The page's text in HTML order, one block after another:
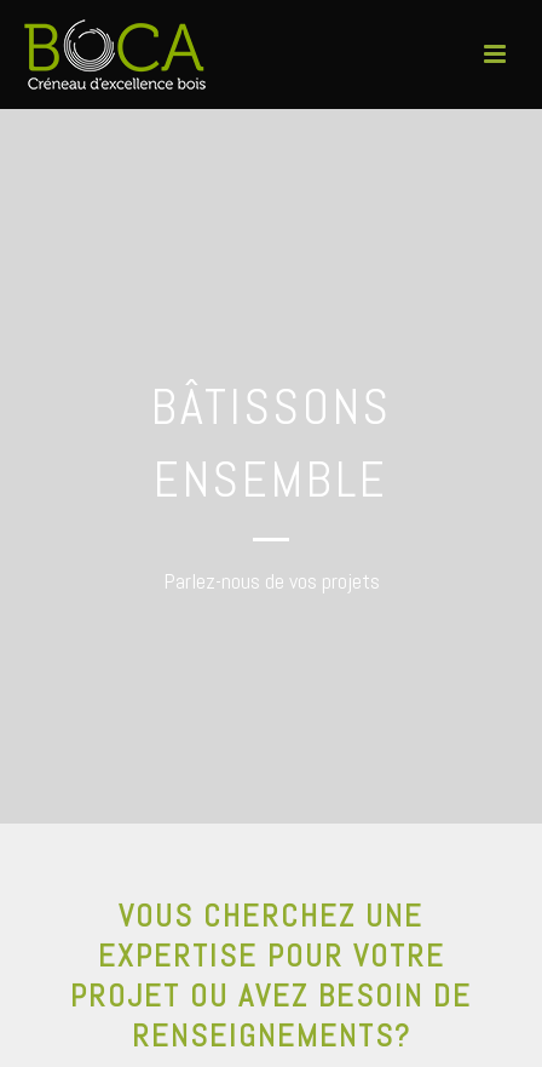
BÂTISSONS
ENSEMBLE
Parlez-nous de vos projets
VOUS CHERCHEZ UNE
EXPERTISE POUR VOTRE
PROJET OU AVEZ BESOIN DE
RENSEIGNEMENTS?